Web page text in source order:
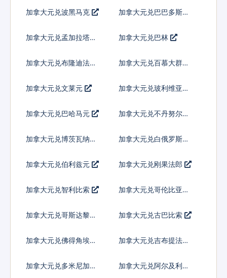
加拿大元兑波黑马克 加拿大元兑巴巴多斯元
加拿大元兑孟加拉塔卡 加拿大元兑巴林
加拿大元兑布隆迪法郎
加拿大元兑百慕大群岛
加拿大元兑文莱元 加拿大元兑玻利维亚诺
加拿大元兑巴哈马元
加拿大元兑不丹努尔特
加拿大元兑博茨瓦纳普
加拿大元兑白俄罗斯卢
加拿大元兑伯利兹元 加拿大元兑刚果法郎
加拿大元兑智利比索
加拿大元兑哥伦比亚比
加拿大元兑哥斯达黎加
加拿大元兑古巴比索
加拿大元兑佛得角埃斯
加拿大元兑吉布提法郎
加拿大元兑多米尼加比
加拿大元兑阿尔及利亚